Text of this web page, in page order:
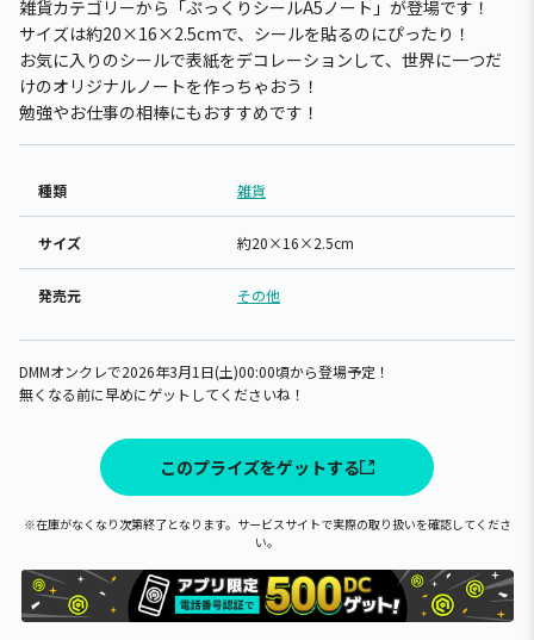
雑貨カテゴリーから「ぷっくりシールA5ノート」が登場です！
サイズは約20×16×2.5cmで、シールを貼るのにぴったり！
お気に入りのシールで表紙をデコレーションして、世界に一つだ
けのオリジナルノートを作っちゃおう！
勉強やお仕事の相棒にもおすすめです！
種類 雑貨
サイズ 約20×16×2.5cm
発売元 その他
DMMオンクレで2026年3月1日(土)00:00頃から登場予定！
無くなる前に早めにゲットしてくださいね！
このプライズをゲットする
※在庫がなくなり次第終了となります。サービスサイトで実際の取り扱いを確認してくださ
い。